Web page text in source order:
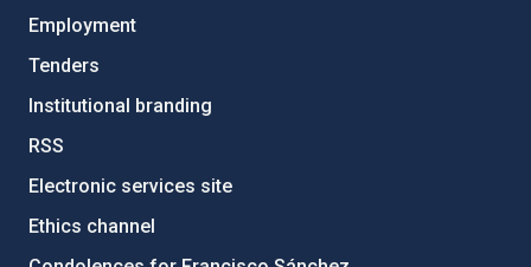
Employment
Tenders
Institutional branding
RSS
Electronic services site
Ethics channel